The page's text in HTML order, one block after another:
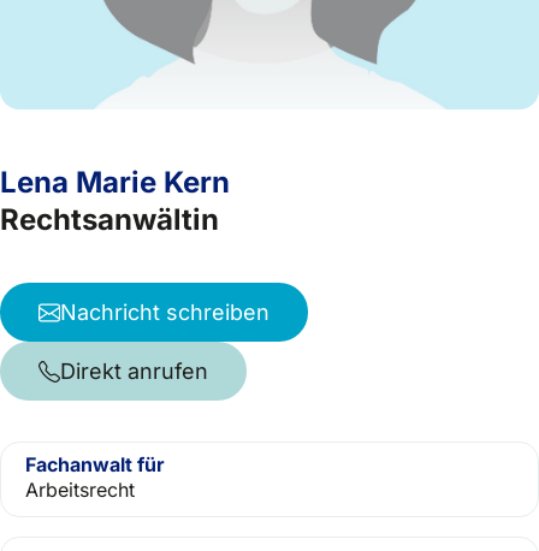
Lena Marie Kern
Rechtsanwältin
Nachricht schreiben
Direkt anrufen
Fachanwalt für
Arbeitsrecht